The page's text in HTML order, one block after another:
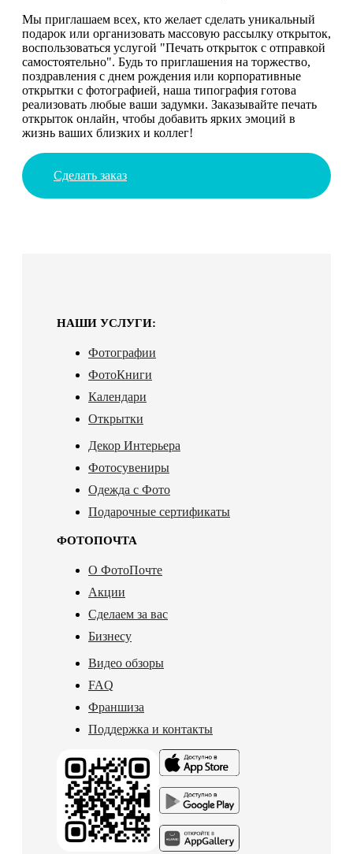
Мы приглашаем всех, кто желает сделать уникальный
подарок или организовать массовую рассылку открыток,
воспользоваться услугой "Печать открыток с отправкой
самостоятельно". Будь то приглашения на торжество,
поздравления с днем рождения или корпоративные
открытки с фотографией, наша типография готова
реализовать любые ваши задумки. Заказывайте печать
открыток онлайн, чтобы добавить ярких эмоций в
жизнь ваших близких и коллег!
Сделать заказ
НАШИ УСЛУГИ:
Фотографии
ФотоКниги
Календари
Открытки
Декор Интерьера
Фотосувениры
Одежда с Фото
Подарочные сертификаты
ФОТОПОЧТА
О ФотоПочте
Акции
Сделаем за вас
Бизнесу
Видео обзоры
FAQ
Франшиза
Поддержка и контакты